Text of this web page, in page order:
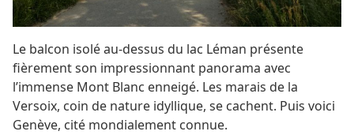
Le balcon isolé au-dessus du lac Léman présente
fièrement son impressionnant panorama avec
l’immense Mont Blanc enneigé. Les marais de la
Versoix, coin de nature idyllique, se cachent. Puis voici
Genève, cité mondialement connue.